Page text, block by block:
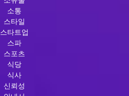
소통
스타일
스타트업
스파
스포츠
식당
식사
신뢰성